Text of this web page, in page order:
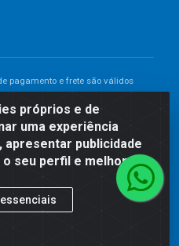
próprios e de
uma experiência
apresentar publicidade
seu perfil e melhorar a
pagamento e frete são válidos
será válido o preço que for
site no momento do pagamento.
e disponibilidade do estoque.
ilustrativas.
LTDA - Av. Congresso
Carpina - PE - CEP: 55811-
0001-66